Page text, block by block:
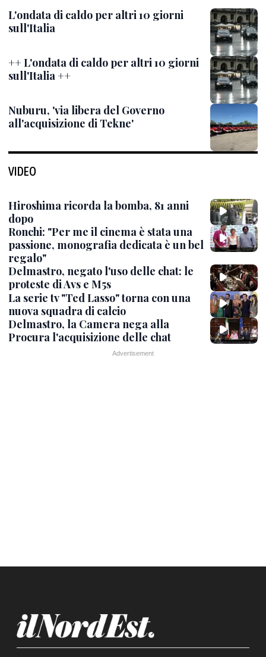
L'ondata di caldo per altri 10 giorni
sull'Italia
++ L'ondata di caldo per altri 10 giorni
sull'Italia ++
Nuburu, 'via libera del Governo
all'acquisizione di Tekne'
VIDEO
Hiroshima ricorda la bomba, 81 anni
dopo
Ronchi: "Per me il cinema è stata una
passione, monografia dedicata è un bel
regalo"
Delmastro, negato l'uso delle chat: le
proteste di Avs e M5s
La serie tv "Ted Lasso" torna con una
nuova squadra di calcio
Delmastro, la Camera nega alla
Procura l'acquisizione delle chat